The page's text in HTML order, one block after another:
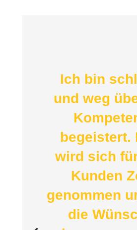
Ich bin
und weg
begeistert.
wird sich
Kunden
genommen
die